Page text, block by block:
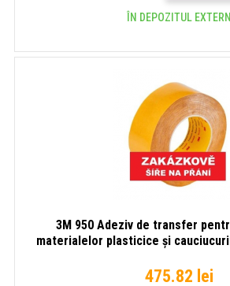
ÎN DEPOZITUL EXTERN
3M 950 Adeziv de transfer
materialelor plasticice și
475.82 lei